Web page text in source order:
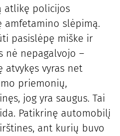
atlikę policijos
amfetamino slėpimą.
pasislėpę miške ir
nė nepagalvojo –
vyras net
priemonių,
jog yra saugus. Tai
Patikrinę automobilį
ant kurių buvo